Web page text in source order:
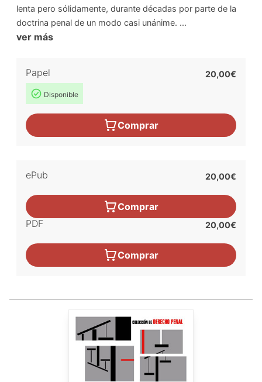
lenta pero sólidamente, durante décadas por parte de la
doctrina penal de un modo casi unánime. ...
ver más
Papel
Disponible
20,00€
Comprar
ePub 20,00€
Comprar
PDF
20,00€
Comprar